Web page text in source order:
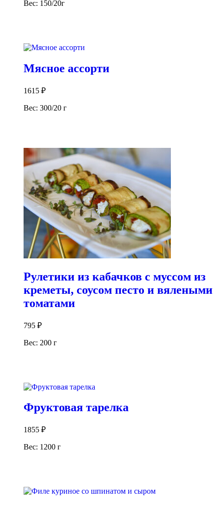
Вес: 150/20г
Мясное ассорти
1615 ₽
Вес: 300/20 г
Рулетики из кабачков с муссом из
креметы, соусом песто и вялеными
томатами
795 ₽
Вес: 200 г
Фруктовая тарелка
1855 ₽
Вес: 1200 г